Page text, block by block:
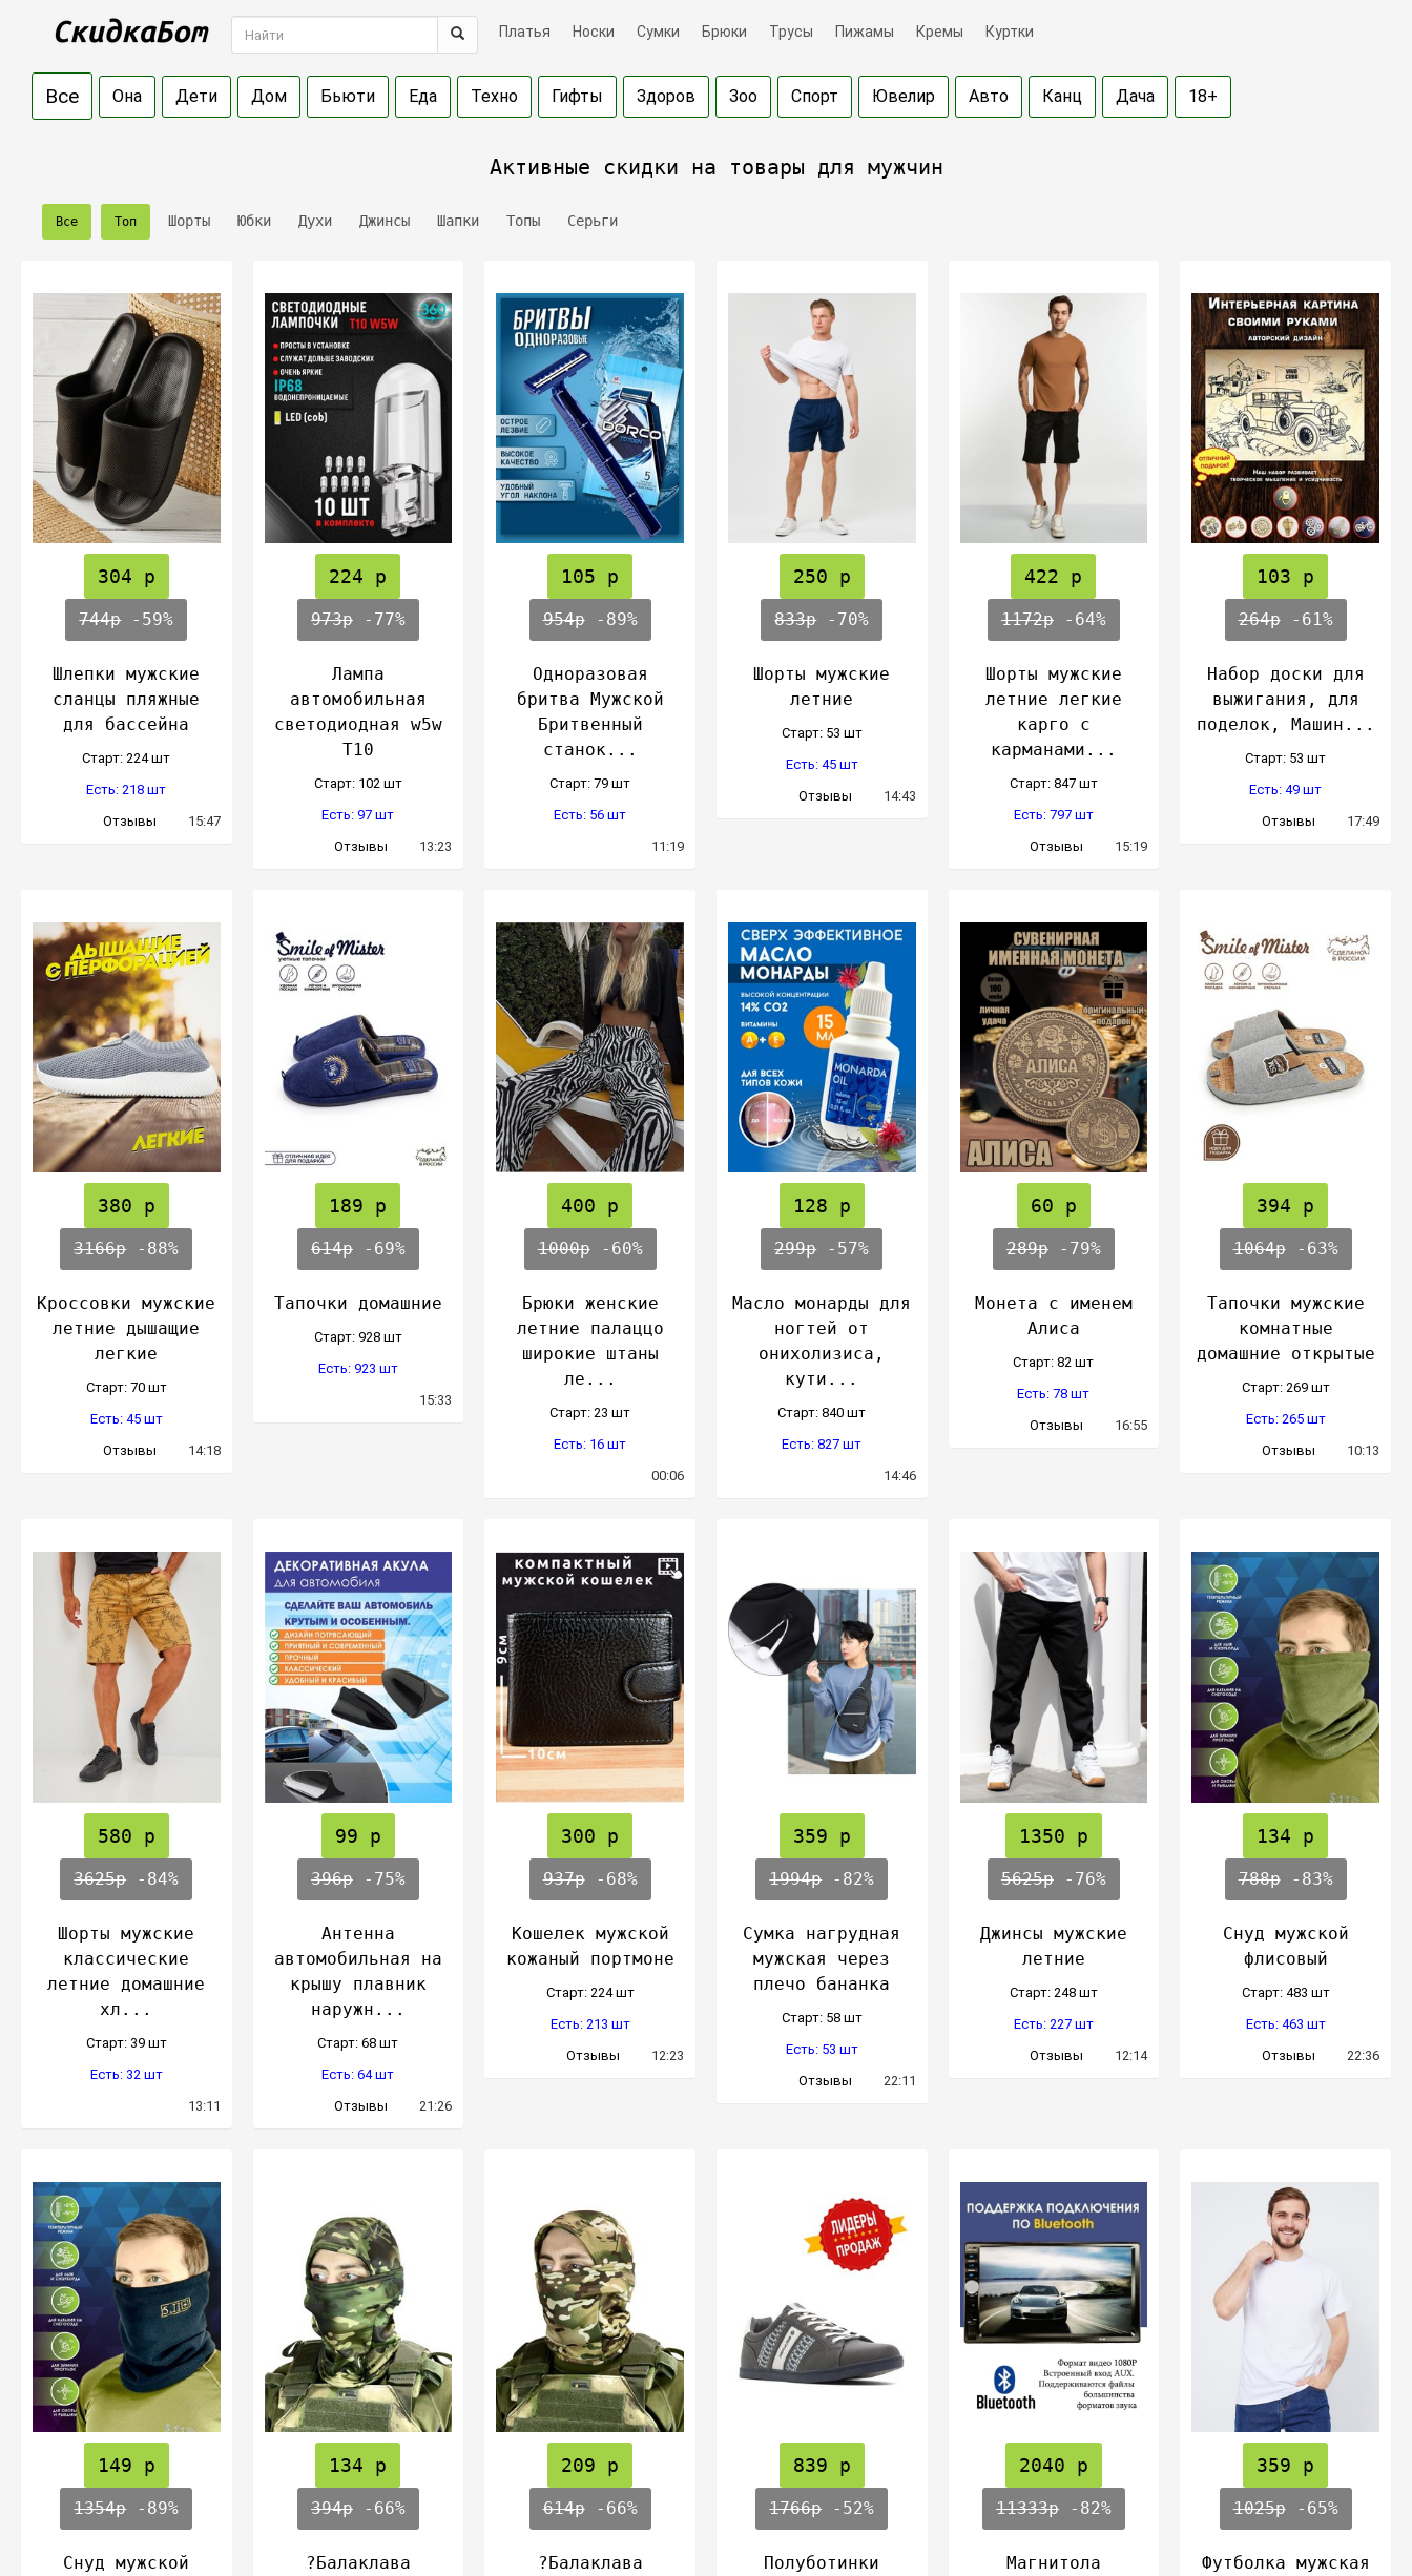
Платья Носки Сумки Брюки Трусы Пижамы Кремы Куртки
Все Она Дети Дом Бьюти Еда Техно Гифты Здоров Зоо Спорт Ювелир Авто Канц Дача 18+
Активные скидки на товары для мужчин
Все Топ Шорты Юбки Духи Джинсы Шапки Топы Серьги
304 р
744р-59%
Шлепки мужские
сланцы пляжные
для бассейна
Cтарт: 224 шт
Есть: 218 шт
Отзывы
15:47
224 р
973р-77%
Лампа
автомобильная
светодиодная w5w
T10
Cтарт: 102 шт
Есть: 97 шт
Отзывы
13:23
105 р
954р-89%
Одноразовая
бритва Мужской
Бритвенный
станок...
Cтарт: 79 шт
Есть: 56 шт
11:19
250 р
833р-70%
Шорты мужские
летние
Cтарт: 53 шт
Есть: 45 шт
Отзывы
14:43
422 р
1172р-64%
Шорты мужские
летние легкие
карго с
карманами...
Cтарт: 847 шт
Есть: 797 шт
Отзывы
15:19
103 р
264р-61%
Набор доски для
выжигания, для
поделок, Машин...
Cтарт: 53 шт
Есть: 49 шт
Отзывы
17:49
380 р
3166р-88%
Кроссовки мужские
летние дышащие
легкие
Cтарт: 70 шт
Есть: 45 шт
Отзывы
14:18
189 р
614р-69%
Тапочки домашние
Cтарт: 928 шт
Есть: 923 шт
15:33
400 р
1000р-60%
Брюки женские
летние палаццо
широкие штаны
ле...
Cтарт: 23 шт
Есть: 16 шт
00:06
128 р
299р-57%
Масло монарды для
ногтей от
онихолизиса,
кути...
Cтарт: 840 шт
Есть: 827 шт
14:46
60 р
289р-79%
Монета с именем
Алиса
Cтарт: 82 шт
Есть: 78 шт
Отзывы
16:55
394 р
1064р-63%
Тапочки мужские
комнатные
домашние открытые
Cтарт: 269 шт
Есть: 265 шт
Отзывы
10:13
580 р
3625р-84%
Шорты мужские
классические
летние домашние
хл...
Cтарт: 39 шт
Есть: 32 шт
13:11
99 р
396р-75%
Антенна
автомобильная на
крышу плавник
наружн...
Cтарт: 68 шт
Есть: 64 шт
Отзывы
21:26
300 р
937р-68%
Кошелек мужской
кожаный портмоне
Cтарт: 224 шт
Есть: 213 шт
Отзывы
12:23
359 р
1994р-82%
Сумка нагрудная
мужская через
плечо бананка
Cтарт: 58 шт
Есть: 53 шт
Отзывы
22:11
1350 р
5625р-76%
Джинсы мужские
летние
Cтарт: 248 шт
Есть: 227 шт
Отзывы
12:14
134 р
788р-83%
Снуд мужской
флисовый
Cтарт: 483 шт
Есть: 463 шт
Отзывы
22:36
149 р
1354р-89%
Снуд мужской
134 р
394р-66%
?Балаклава
209 р
614р-66%
?Балаклава
839 р
1766р-52%
Полуботинки
2040 р
11333р-82%
Магнитола
359 р
1025р-65%
Футболка мужская